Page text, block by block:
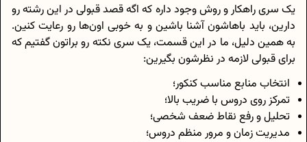
یک سری راهکار و روش وجود داره که اگه قصد قبولی در این رشته رو
دارین، باید باهاشون آشنا باشین و به خوبی اون‌ها رو رعایت کنین.
به همین دلیل، ما در این قسمت، یک سری نکته رو براتون گفتیم که
برای قبولی لازمه در نظرشون بگیرین:
انتخاب منابع مناسب کنکور؛
تمرکز روی دروس با ضریب بالا؛
تحلیل و رفع نقاط ضعف شخصی؛
مدیریت زمان و مرور منظم دروس؛